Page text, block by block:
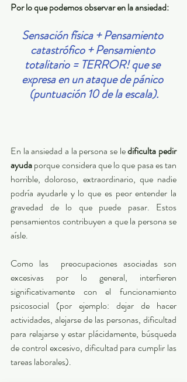
Por lo que podemos observar en la ansiedad:
Sensación física + Pensamiento
catastrófico + Pensamiento
totalitario = TERROR! que se
expresa en un ataque de pánico
(puntuación 10 de la escala).
En la ansiedad a la persona se le dificulta pedir
ayuda porque considera que lo que pasa es tan
horrible, doloroso, extraordinario, que nadie
podría ayudarle y lo que es peor entender la
gravedad de lo que puede pasar. Estos
pensamientos contribuyen a que la persona se
aísle.
Como las  preocupaciones asociadas son
excesivas por lo general, interfieren
significativamente con el funcionamiento
psicosocial (por ejemplo: dejar de hacer
actividades, alejarse de las personas, dificultad
para relajarse y estar plácidamente, búsqueda
de control excesivo, dificultad para cumplir las
tareas laborales).